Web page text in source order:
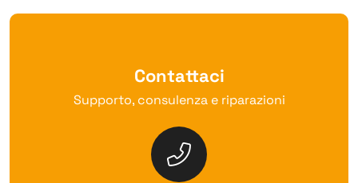
Contattaci
Supporto, consulenza e riparazioni